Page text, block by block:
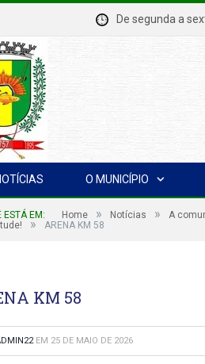
De segunda a
O MUNICÍPIO
ESTÁ EM: Home » Notícias »
A
» ARENA KM 58
KM 58
EM 25 DE MAIO DE 2026